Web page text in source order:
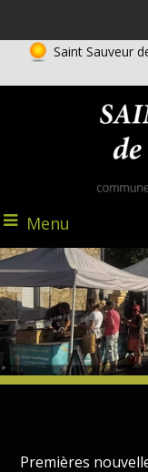
Saint Sauveur
Menu
@
Premières